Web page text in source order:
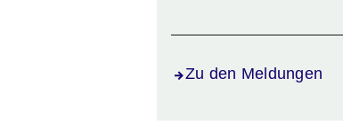
Zu den Meldungen